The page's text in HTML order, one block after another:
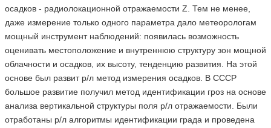
осадков - радиолокационной отражаемости Z. Тем не менее,
даже измерение только одного параметра дало метеорологам
мощный инструмент наблюдений: появилась возможность
оценивать местоположение и внутреннюю структуру зон мощной
облачности и осадков, их высоту, тенденцию развития. На этой
основе был развит р/л метод измерения осадков. В СССР
большое развитие получил метод идентификации гроз на основе
анализа вертикальной структуры поля р/л отражаемости. Были
отработаны р/л алгоритмы идентификации града и проведена